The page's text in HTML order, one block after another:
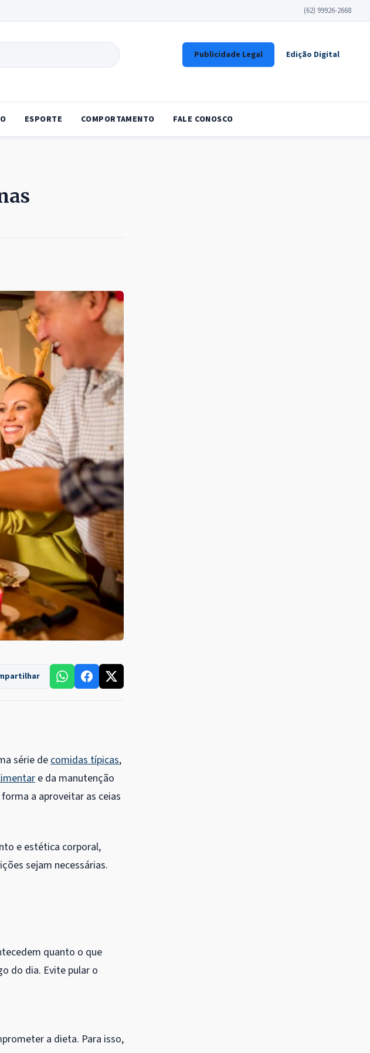
(62) 99926-2668
Publicidade Legal Edição Digital
ESPORTE COMPORTAMENTO FALE CONOSCO
série decomidas típicas,
e da manutenção
a aproveitar as ceias
e estética corporal,
sejam necessárias.
quanto o que
do dia. Evite pular o
a dieta. Para isso,